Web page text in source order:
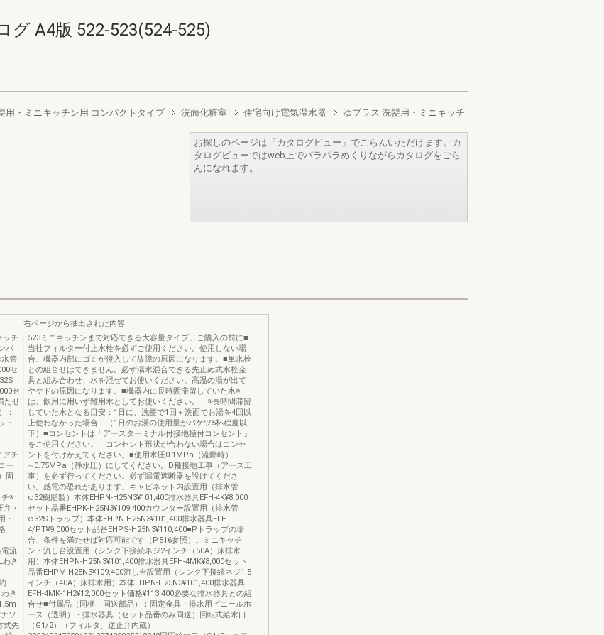
グ A4版 522-523(524-525)
用・ミニキッチン用 コンパクトタイプ 洗面化粧室 住宅向け電気温水器
ゆプラス 洗髪用・ミニキッチ
お探しのページは「カタログビュー」でごらんいただけます。カ
タログビューではweb上でパラパラめくりながらカタログをごら
んになれます。
ッチ
パ
水管
セ
セ
たせ
：
ト
アチ
ー
固
※
・
・
流
き
き
ソ
式先
右ページから抽出された内容
523ミニキッチンまで対応できる大容量タイプ。ご購入の前に■
当社フィルター付止水栓を必ずご使用ください。使用しない場
合、機器内部にゴミが侵入して故障の原因になります。■単水栓
との組合せはできません。必ず湯水混合できる先止め式水栓金
具と組み合わせ、水を混ぜてお使いください。高温の湯が出て
ヤケドの原因になります。■機器内に長時間滞留していた水※
は、飲用に用いず雑用水としてお使いください。 ※長時間滞留
していた水となる目安：1日に、洗髪で1回＋洗面でお湯を4回以
上使わなかった場合 （1日のお湯の使用量がバケツ5杯程度以
下）■コンセントは「アースターミナル付接地極付コンセント」
をご使用ください。 コンセント形状が合わない場合はコンセ
ントを付けかえてください。■使用水圧0.1MPa（流動時）
∼0.75MPa（静水圧）にしてください。D種接地工事（アース工
事）を必ず行ってください。必ず漏電遮断器を設けてくださ
い。感電の恐れがあります。キャビネット内設置用（排水管
φ32樹脂製）本体EHPN-H25N3¥101,400排水器具EFH-4K¥8,000
セット品番EHPK-H25N3¥109,400カウンター設置用（排水管
φ32Sトラップ）本体EHPN-H25N3¥101,400排水器具EFH-
4/PT¥9,000セット品番EHPS-H25N3¥110,400■Pトラップの場
合、条件を満たせば対応可能です（P.516参照）。ミニキッチ
ン・流し台設置用（シンク下接続ネジ2インチ（50A）床排水
用）本体EHPN-H25N3¥101,400排水器具EFH-4MK¥8,000セット
品番EHPM-H25N3¥109,400流し台設置用（シンク下接続ネジ1.5
インチ（40A）床排水用）本体EHPN-H25N3¥101,400排水器具
EFH-4MK-1H2¥12,000セット価格¥113,400必要な排水器具との組
合せ■付属品（同梱・同送部品）：固定金具・排水用ビニールホ
ース（透明）・排水器具（セット品番のみ同送）回転式給水口
（G1/2）（フィルタ、逆止弁内蔵）